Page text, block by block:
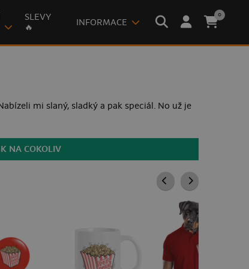
SLEVY
🔥
INFORMACE
0
mi slaný, sladký a pak speciál. No už je
NA COKOLIV